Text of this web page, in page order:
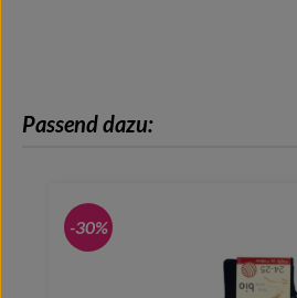
Produktgalerie überspringen
Passend dazu:
-30%